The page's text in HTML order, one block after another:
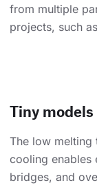
from multiple
projects, such
Tiny
The low melting
cooling enables
bridges, and